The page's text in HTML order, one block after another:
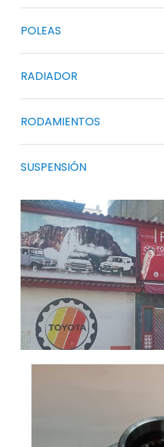
POLEAS
RADIADOR
RODAMIENTOS
SUSPENSIÓN